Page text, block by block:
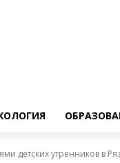
детских утренников в